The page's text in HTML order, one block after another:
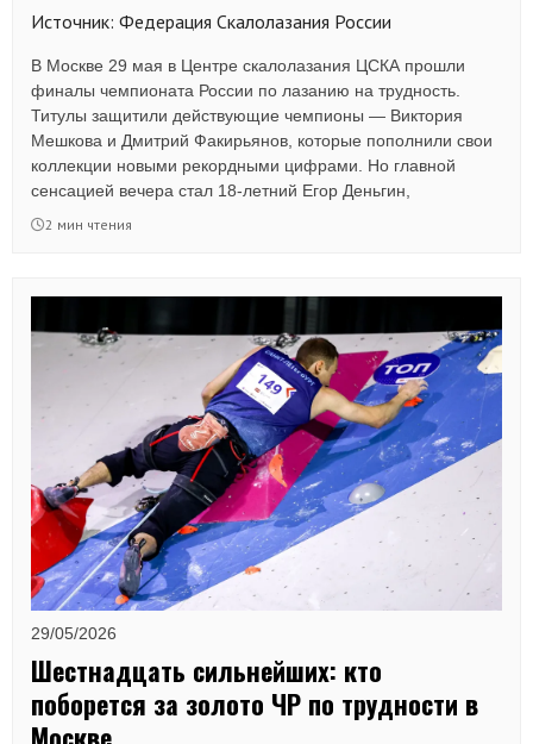
Источник: Федерация Скалолазания России
В Москве 29 мая в Центре скалолазания ЦСКА прошли
финалы чемпионата России по лазанию на трудность.
Титулы защитили действующие чемпионы — Виктория
Мешкова и Дмитрий Факирьянов, которые пополнили свои
коллекции новыми рекордными цифрами. Но главной
сенсацией вечера стал 18-летний Егор Деньгин,
ворвавшийся во взрослую элиту с серебряной медалью.
2 мин чтения
29/05/2026
Шестнадцать сильнейших: кто
поборется за золото ЧР по трудности в